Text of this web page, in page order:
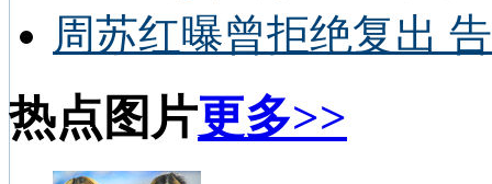
周苏红曝曾拒绝复出
热点图片更多>>